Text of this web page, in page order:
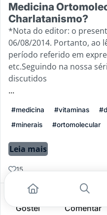
Medicina
Charlatanismo?
*Nota do editor: o
06/08/2014. Portanto, ao
período referido em
etc.Seguindo na nossa
discutidos
...
#medicina #vitaminas
#minerais
#ortomolecular
Leia mais
15
Gostei Comentar